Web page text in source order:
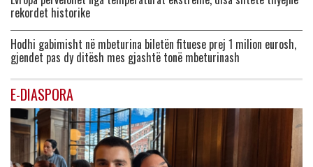
rekordet historike
Hodhi gabimisht në mbeturina biletën fituese prej 1 milion eurosh,
gjendet pas dy ditësh mes gjashtë tonë mbeturinash
E-DIASPORA